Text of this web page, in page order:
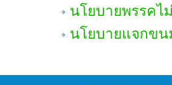
นโยบายพรรคไ
นโยบายแจกขน